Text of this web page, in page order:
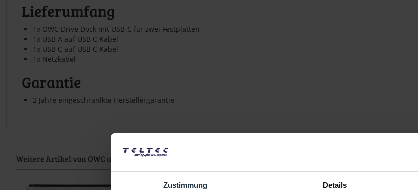
Zustimmung Details
Lieferumfang
1x OWC Drive Dock mit USB-C für zwei Festplatten
1x USB A auf USB C Kabel
1x USB C auf USB C Kabel
1x Netzkabel
Garantie
2 Jahre eingeschränlkte Herstellergarantie
Weitere Artikel von OWC ansehen